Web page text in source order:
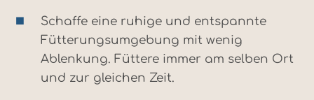
Schaffe eine ruhige und entspannte
Fütterungsumgebung mit wenig
Ablenkung. Füttere immer am selben Ort
und zur gleichen Zeit.